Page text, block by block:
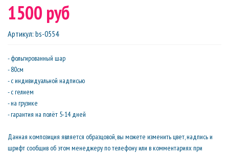
1500 руб
Артикул: bs-0554
- фольгированный шар
- 80см
- с индивидуальной надписью
- с гелием
- на грузике
- гарантия на полёт 5-14 дней
Данная композиция является образцовой, вы можете изменить цвет, надпись и
шрифт сообщив об этом менеджеру по телефону или в комментариях при